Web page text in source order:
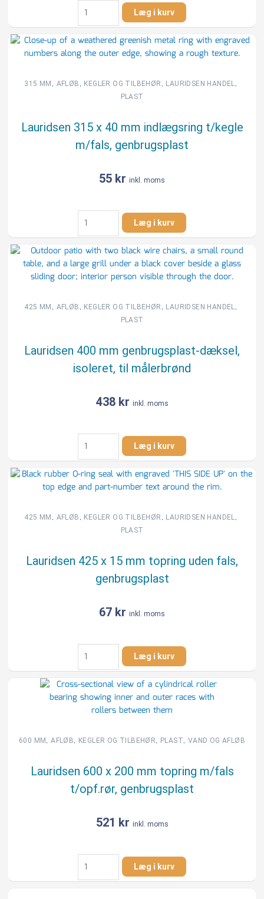
Lauridsen
300
x
10
mm
uden
antal
Læg i kurv
315 MM , AFLØB , KEGLER OG TILBEHØR , LAURIDSEN HANDEL ,
PLAST
Lauridsen 315 x 40 mm indlægsring t/kegle
m/fals, genbrugsplast
55 kr inkl. moms
Lauridsen
315
x
40
mm
indlægsring
m/fals,
genbrugsplast
Læg i kurv
425 MM , AFLØB , KEGLER OG TILBEHØR , LAURIDSEN HANDEL ,
PLAST
Lauridsen 400 mm genbrugsplast-dæksel,
isoleret, til målerbrønd
438 kr inkl. moms
Lauridsen
400
mm
genbrugsplast-
dæksel,
til
Læg i kurv
425 MM , AFLØB , KEGLER OG TILBEHØR , LAURIDSEN HANDEL ,
PLAST
Lauridsen 425 x 15 mm topring uden fals,
genbrugsplast
67 kr inkl. moms
Lauridsen
425
x
15
mm
topring
fals,
antal
Læg i kurv
600 MM,AFLØB, KEGLER OG TILBEHØR, PLAST, VAND OG AFLØB
Lauridsen 600 x 200 mm topring m/fals
t/opf.rør, genbrugsplast
521 kr inkl. moms
Lauridsen
600
x
Læg i kurv